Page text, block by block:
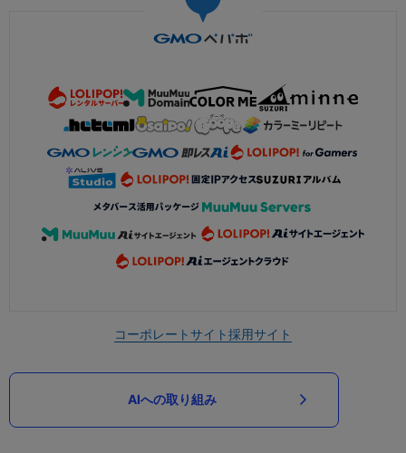
コーポレートサイト採用サイト
AIへの取り組み